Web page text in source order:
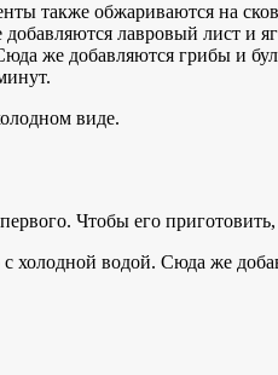
также обжариваются на
лавровый лист
же добавляются грибы и
виде.
первого. Чтобы его
холодной водой. Сюда же